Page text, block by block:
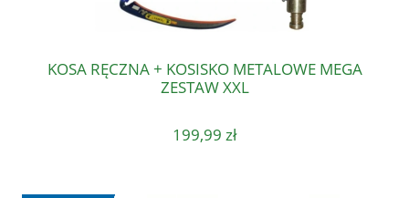
KOSA RĘCZNA + KOSISKO METALOWE MEGA
ZESTAW XXL
199,99 zł